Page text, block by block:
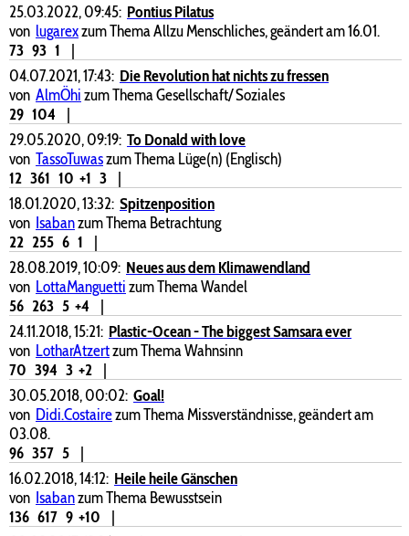
25.03.2022, 09:45: Pontius Pilatus
von lugarexzum Thema Allzu Menschliches, geändert am 16.01.
73 93 1
|
04.07.2021, 17:43: Die Revolution hat nichts zu fressen
von AlmÖhizum Thema Gesellschaft/ Soziales
29 104
|
29.05.2020, 09:19: To Donald with love
von TassoTuwaszum Thema Lüge(n) (Englisch)
12 361 10 +1 3
|
18.01.2020, 13:32: Spitzenposition
von Isabanzum Thema Betrachtung
22 255 6 1
|
28.08.2019, 10:09: Neues aus dem Klimawendland
von LottaManguettizum Thema Wandel
56 263 5 +4
|
24.11.2018, 15:21: Plastic-Ocean - The biggest Samsara ever
von LotharAtzertzum Thema Wahnsinn
70 394 3 +2
|
30.05.2018, 00:02: Goal!
von Didi.Costairezum Thema Missverständnisse, geändert am
03.08.
96 357 5
|
16.02.2018, 14:12: Heile heile Gänschen
von Isabanzum Thema Bewusstsein
136 617 9 +10
|